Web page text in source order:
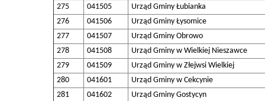
275
041505
Urząd Gminy Łubianka
276
041506
Urząd Gminy Łysomice
277
041507
Urząd Gminy Obrowo
278
041508
Urząd Gminy w Wielkiej Nieszawce
279
041509
Urząd Gminy w Złejwsi Wielkiej
280
041601
Urząd Gminy w Cekcynie
281
041602 Urząd Gminy Gostycyn